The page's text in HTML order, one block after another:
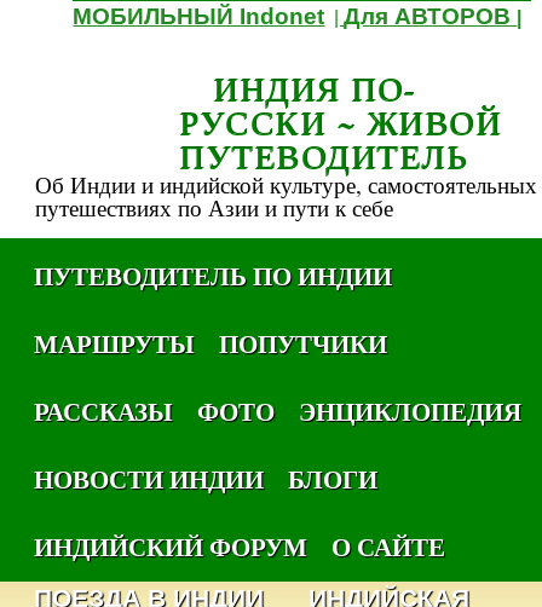
МОБИЛЬНЫЙ Indonet |Для АВТОРОВ
ИНДИЯ ПО-
РУССКИ ~ ЖИВОЙ
ПУТЕВОДИТЕЛЬ
Об Индии и индийской культуре, самостоятельных
путешествиях по Азии и пути к себе
ПУТЕВОДИТЕЛЬ ПО ИНДИИ
МАРШРУТЫ
ПОПУТЧИКИ
РАССКАЗЫ
ФОТО
ЭНЦИКЛОПЕДИЯ
НОВОСТИ ИНДИИ
БЛОГИ
ИНДИЙСКИЙ ФОРУМ
О САЙТЕ
ПОЕЗДА В ИНДИИ
ИНДИЙСКАЯ